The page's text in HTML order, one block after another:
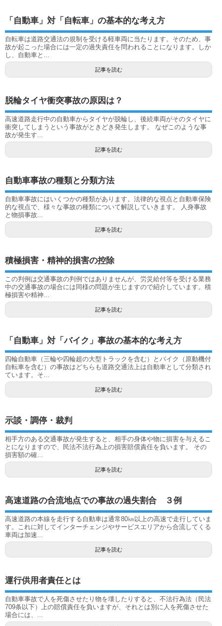
「自動車」対「自転車」の基本的な考え方
自転車は道路交通法の規制を受ける軽車両に当たります。そのため、事
故が起こった場合には一定の過失責任を問われることになります。しか
し、自動車と...
記事を読む
脱輪タイヤ衝突事故の原因は？
高速道路走行中の自動車からタイヤが脱輪し、後続車両がそのタイヤに
衝突してしまうという事故がときどき発生します。 なぜこのような事
故が発生す...
記事を読む
自動車事故の種類と分類方法
自動車事故にはいくつかの種類があります。法律的な視点と自動車保険
的な視点で、様々な事故の種類について解説していきます。 人身事故
と物損事故...
記事を読む
積極損害・精神的損害の控除
この判例は交通事故の判例ではありませんが、労災給付等を受ける業務
中の交通事故の場合には同様の問題が生じますので紹介しています。積
極損害や精神...
記事を読む
「自動車」対「バイク」事故の基本的な考え方
四輪自動車（三輪や四輪超の大型トラックを含む）とバイク（原動機付
自転車を含む）の事故はどちらも道路交通法上は自動車として分類され
ています。そ...
記事を読む
示談・調停・裁判
相手方のある交通事故が発生すると、相手の身体や物に損害を与えるこ
とになりますので、民法不法行為上の損害賠償責任を負います。 その
損害額の確...
記事を読む
高速道路の合流地点での事故の過失割合 ３例
高速道路の本線を走行する自動車は通常80㎞以上の高速で走行していま
す。これに対してインターチェンジやサービスエリアから合流してくる
車両は加速...
記事を読む
運行供用者責任とは
自動車事故で人を死傷させたり物を壊したりすると、不法行為法（民法
709条以下）上の賠償責任を負いますが、それとは別に人を死傷させた
場合には、...